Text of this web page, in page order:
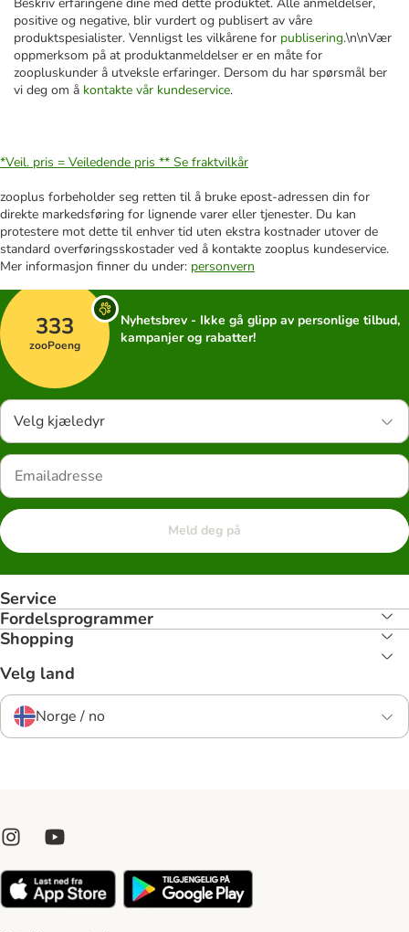
Beskriv erfaringene dine med dette produktet. Alle anmeldelser,
positive og negative, blir vurdert og publisert av våre
produktspesialister. Vennligst les vilkårene for publisering.\n\nVær
oppmerksom på at produktanmeldelser er en måte for
zoopluskunder å utveksle erfaringer. Dersom du har spørsmål ber
vi deg om å kontakte vår kundeservice.
*Veil. pris = Veiledende pris ** Se fraktvilkår
zooplus forbeholder seg retten til å bruke epost-adressen din for
direkte markedsføring for lignende varer eller tjenester. Du kan
protestere mot dette til enhver tid uten ekstra kostnader utover de
standard overføringsskostader ved å kontakte zooplus kundeservice.
Mer informasjon finner du under: personvern
333
zooPoeng
Nyhetsbrev - Ikke gå glipp av personlige tilbud,
kampanjer og rabatter!
Velg kjæledyr
Meld deg på
Service
Fordelsprogrammer
Shopping
Velg land
Norge / no